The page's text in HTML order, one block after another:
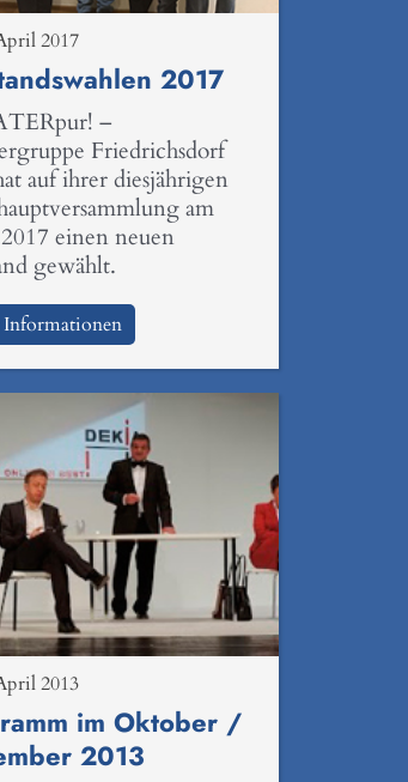
2017
2017
–
Friedrichsdorf
auf ihrer diesjährigen
am
einen neuen
gewählt.
2013
im Oktober /
2013